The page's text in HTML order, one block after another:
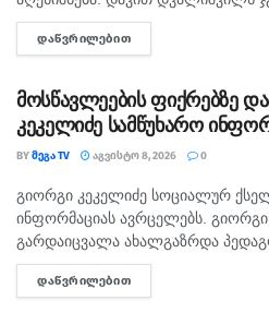
და არც სავარაუდო
თენგიზ ცერცვაძემ.
თეგები: ახალი კორონა ვირუსი
ხუთამდე მოზარდი გუშინ
თავდამსხმელების დაკავების
სამეთვალყურეო...
ᲓᲐᲬᲕᲠᲘᲚᲔᲑᲘᲗ
მოსწავლეების ფიქრებზე
კეკელიძე სამწუხარო
BYᲛᲔᲒᲐ TV ᲐᲒᲕᲘᲡᲢᲝ 8, 2026 0
ᲛᲗᲐᲕᲐᲠᲘ
გიორგი კეკელიძე სოციალურ
ინფორმაციას ავრცელებს.
გარდაიცვალა ახალგაზრდა
რომელიც თავისი მოსწავლეების
სიყვარულით გამოირჩეოდა.
ᲓᲐᲬᲕᲠᲘᲚᲔᲑᲘᲗ